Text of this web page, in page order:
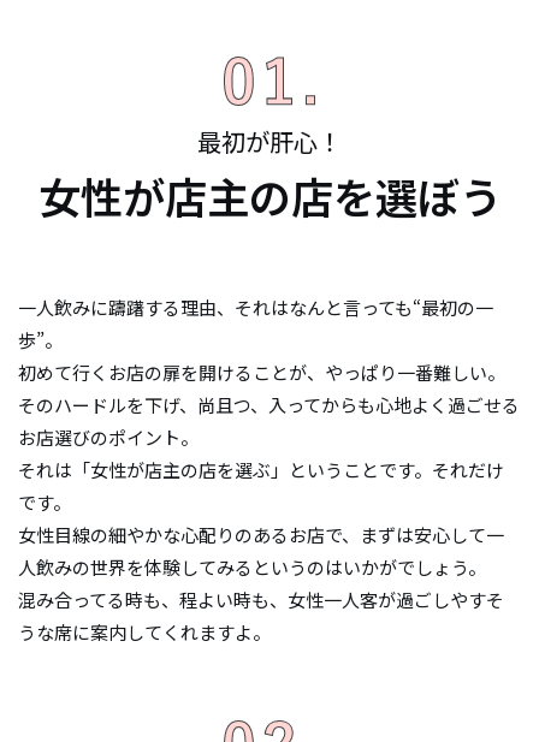
最初が肝心！
女性が店主の店を選ぼう
一人飲みに躊躇する理由、それはなんと言っても“最初の一
歩”。
初めて行くお店の扉を開けることが、やっぱり一番難しい。
そのハードルを下げ、尚且つ、入ってからも心地よく過ごせる
お店選びのポイント。
それは「女性が店主の店を選ぶ」ということです。それだけ
です。
女性目線の細やかな心配りのあるお店で、まずは安心して一
人飲みの世界を体験してみるというのはいかがでしょう。
混み合ってる時も、程よい時も、女性一人客が過ごしやすそ
うな席に案内してくれますよ。